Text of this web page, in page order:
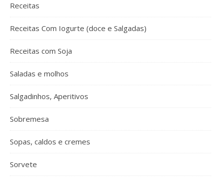
Receitas
Receitas Com Iogurte (doce e Salgadas)
Receitas com Soja
Saladas e molhos
Salgadinhos, Aperitivos
Sobremesa
Sopas, caldos e cremes
Sorvete